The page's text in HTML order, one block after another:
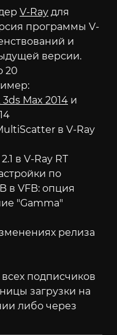
V-Ray для
программы V-
и
версии.
20
Max 2014 и
в V-Ray
в V-Ray RT
по
в VFB: опция
"Gamma"
релиза
подписчиков
загрузки на
либо через